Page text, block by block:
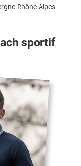
Rhône-Alpes
sportif